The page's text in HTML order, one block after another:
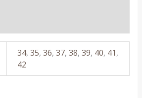
34,35,36,37,38,39, 40, 41,
42